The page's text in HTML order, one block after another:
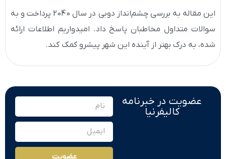
این مقاله به بررسی چشم‌انداز دوبی در سال 2040 پرداخت و به
سوالات متداول مخاطبان پاسخ داد. امیدواریم اطلاعات ارائه
شده، به درک بهتر از آینده این شهر پیشرو کمک کند.
عضویت در خبرنامه
کالیفرنیا
عضویت